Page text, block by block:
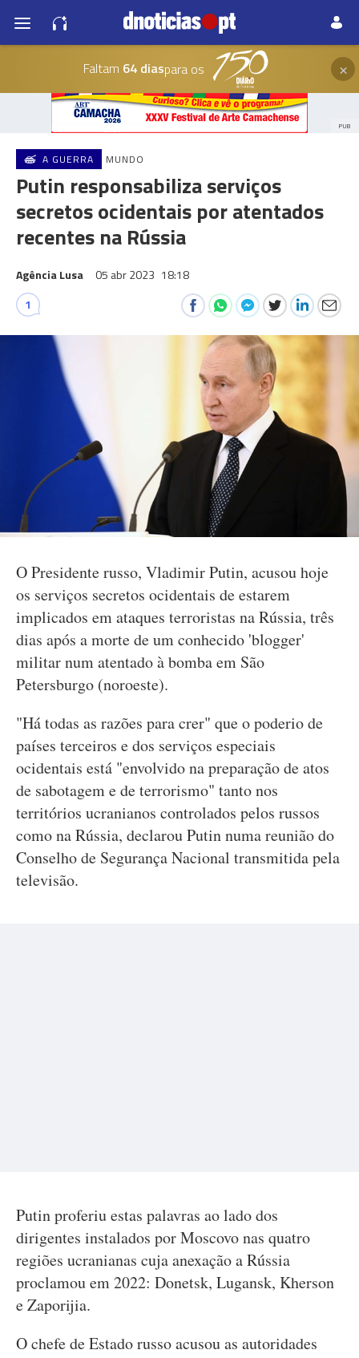
Faltam 64 diaspara os ×
PUB
A GUERRA MUNDO
Putin responsabiliza serviços
secretos ocidentais por atentados
recentes na Rússia
Agência Lusa 05 abr 2023 18:18
1
O Presidente russo, Vladimir Putin, acusou hoje
os serviços secretos ocidentais de estarem
implicados em ataques terroristas na Rússia, três
dias após a morte de um conhecido 'blogger'
militar num atentado à bomba em São
Petersburgo (noroeste).
"Há todas as razões para crer" que o poderio de
países terceiros e dos serviços especiais
ocidentais está "envolvido na preparação de atos
de sabotagem e de terrorismo" tanto nos
territórios ucranianos controlados pelos russos
como na Rússia, declarou Putin numa reunião do
Conselho de Segurança Nacional transmitida pela
televisão.
Putin proferiu estas palavras ao lado dos
dirigentes instalados por Moscovo nas quatro
regiões ucranianas cuja anexação a Rússia
proclamou em 2022: Donetsk, Lugansk, Kherson
e Zaporijia.
O chefe de Estado russo acusou as autoridades